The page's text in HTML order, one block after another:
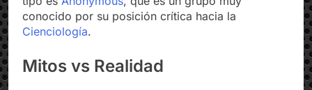
conocido por su posición crítica hacia la
Cienciología.
Mitos vs Realidad